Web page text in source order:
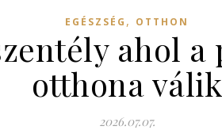
EGÉSZSÉG , OTTHON
ahol a
otthona válik
2026.07.07.